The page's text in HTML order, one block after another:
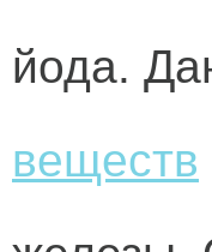
йода.
веществ